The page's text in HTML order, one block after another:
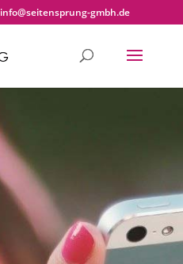
info@seitensprung-gmbh.de